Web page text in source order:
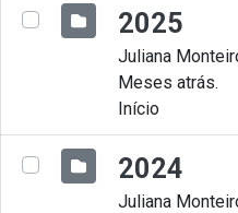
2025
Juliana
Meses atrás.
Início
2024
Juliana